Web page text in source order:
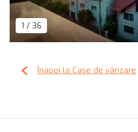
1 / 36
Înapoi la Case de vânzare